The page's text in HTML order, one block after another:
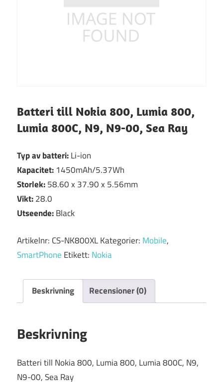
Batteri till Nokia 800, Lumia 800,
Lumia 800C, N9, N9-00, Sea Ray
Typ av batteri:Li-ion
Kapacitet: 1450mAh/5.37Wh
Storlek:58.60 x 37.90 x 5.56mm
Vikt:28.0
Utseende:Black
Artikelnr: CS-NK800XLKategorier: Mobile,
SmartPhone Etikett: Nokia
Beskrivning Recensioner (0)
Beskrivning
Batteri till Nokia 800, Lumia 800, Lumia 800C, N9,
N9-00, Sea Ray